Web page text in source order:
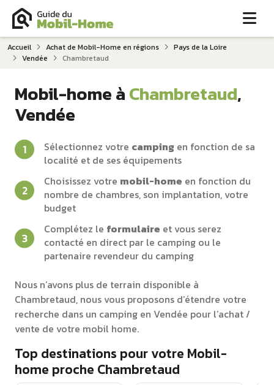
Accueil Achat de Mobil-Home en régions
Pays de la Loire
Vendée
Chambretaud
Mobil-home àChambretaud,
Vendée
Sélectionnez votre camping en fonction de sa
localité et de ses équipements
Choisissez votre mobil-home en fonction du
nombre de chambres, son implantation, votre
budget
Complétez le formulaire et vous serez
contacté en direct par le camping ou le
partenaire revendeur du camping
Nous n’avons plus de terrain disponible à
Chambretaud, nous vous proposons d’étendre votre
recherche dans un camping en Vendée pour l’achat /
vente de votre mobil home.
Top destinations pour votre Mobil-
home proche Chambretaud